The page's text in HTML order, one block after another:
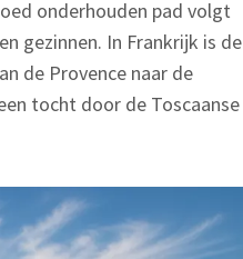
onderhouden pad volgt
gezinnen. In Frankrijk is de
de Provence naar de
tocht door de Toscaanse